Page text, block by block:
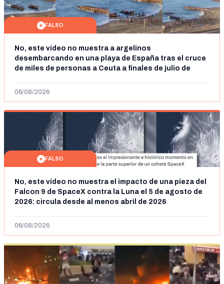
FALSO
No, este vídeo no muestra a argelinos
desembarcando en una playa de España tras el cruce
de miles de personas a Ceuta a finales de julio de
06/08/2026
FALSO
No, este vídeo no muestra el impacto de una pieza del
Falcon 9 de SpaceX contra la Luna el 5 de agosto de
2026: circula desde al menos abril de 2026
06/08/2026